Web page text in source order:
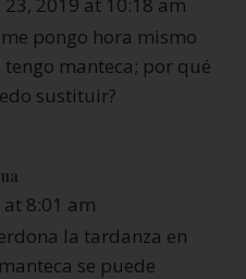
pongo hora mismo
tengo manteca; por qué
sustituir?
8:01 am
la tardanza en
se puede